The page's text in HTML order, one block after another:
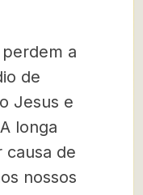
a
de
Jesus e
longa
causa de
nossos